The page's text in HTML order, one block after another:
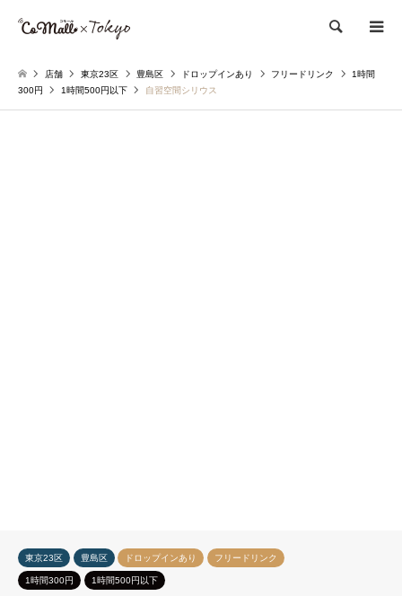
検索
店舗 東京23区 豊島区 ドロップインあり フリードリンク
1時間
300円
1時間500円以下 自習空間シリウス
東京23区 豊島区 ドロップインあり フリードリンク
1時間300円 1時間500円以下